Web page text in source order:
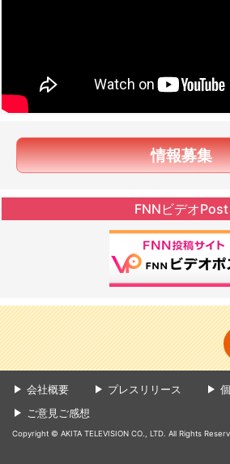
情報募集
FNNビデオPost
会社概要 プレスリリース
ご意見ご感想
Copyright © AKITA TELEVISION CO., LTD. All Rights